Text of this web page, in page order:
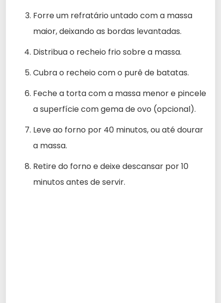
Forre um refratário untado com a massa
maior, deixando as bordas levantadas.
Distribua o recheio frio sobre a massa.
Cubra o recheio com o purê de batatas.
Feche a torta com a massa menor e pincele
a superfície com gema de ovo (opcional).
Leve ao forno por 40 minutos, ou até dourar
a massa.
Retire do forno e deixe descansar por 10
minutos antes de servir.